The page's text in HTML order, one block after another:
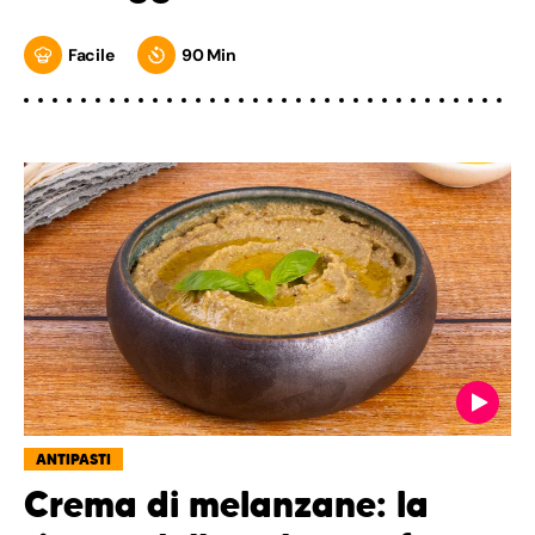
Facile 90 Min
ANTIPASTI
Crema di melanzane: la